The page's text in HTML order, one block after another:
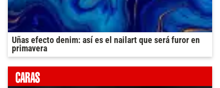
Uñas efecto denim: así es el nailart que será furor en
primavera